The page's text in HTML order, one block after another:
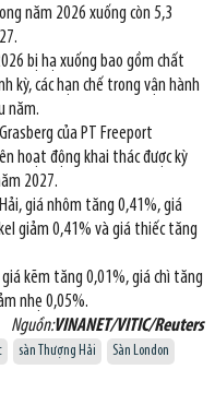
năm 2026 xuống còn 5,3
bị hạ xuống bao gồm chất
kỳ, các hạn chế trong vận hành
năm.
của PT Freeport
hoạt động khai thác được kỳ
2027.
giá nhôm tăng 0,41%, giá
giảm 0,41% và giá thiếc tăng
kẽm tăng 0,01%, giá chì tăng
nhẹ 0,05%.
Nguồn:VINANET/VITIC/Reuters
sàn Thượng Hải Sàn London